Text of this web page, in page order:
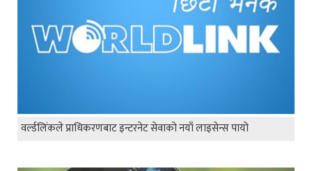
वर्ल्डलिंकले प्राधिकरणबाट इन्टरनेट सेवाको नयाँ लाइसेन्स पायो